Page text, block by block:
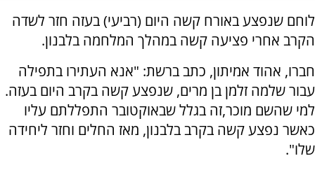
לוחם שנפצע באורח קשה היום (רביעי) בעזה חזר לשדה
הקרב אחרי פציעה קשה במהלך המלחמה בלבנון.
חברו, אהוד אמיתון, כתב ברשת: "אנא העתירו בתפילה
עבור שלמה זלמן בן מרים, שנפצע קשה בקרב היום בעזה.
למי שהשם מוכר,זה בגלל שבאוקטובר התפללתם עליו
כאשר נפצע קשה בקרב בלבנון, מאז החלים וחזר ליחידה
שלו".